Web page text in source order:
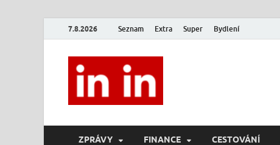
7.8.2026 Seznam Extra Super Bydlení
ZPRÁVY FINANCE CESTOVÁNÍ